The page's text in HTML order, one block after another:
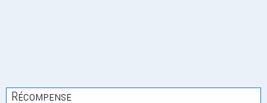
Récompense